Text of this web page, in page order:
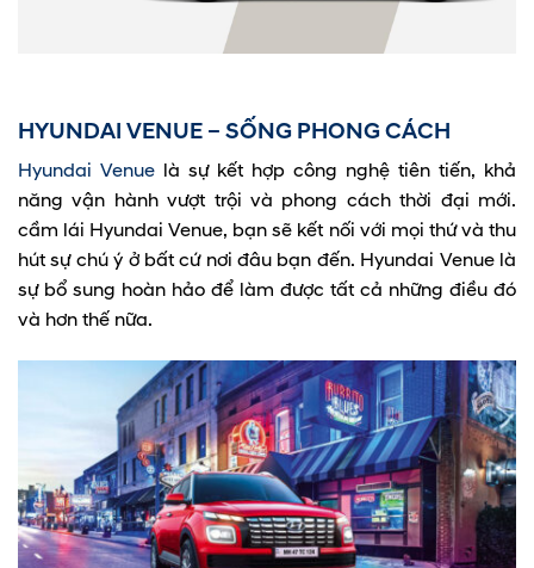
HYUNDAI VENUE – SỐNG PHONG CÁCH
Hyundai Venue là sự kết hợp công nghệ tiên tiến, khả
năng vận hành vượt trội và phong cách thời đại mới.
cầm lái Hyundai Venue, bạn sẽ kết nối với mọi thứ và thu
hút sự chú ý ở bất cứ nơi đâu bạn đến. Hyundai Venue là
sự bổ sung hoàn hảo để làm được tất cả những điều đó
và hơn thế nữa.